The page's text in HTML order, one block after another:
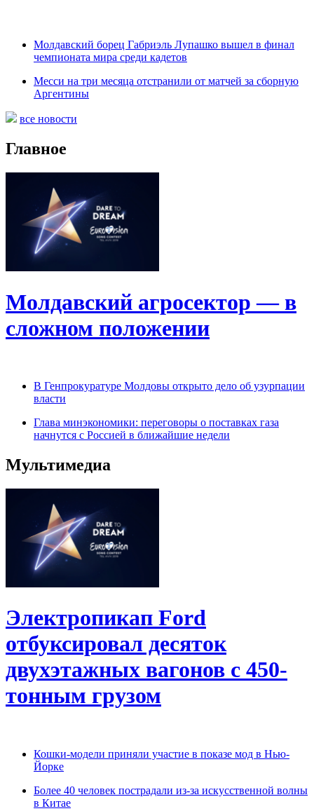
Молдавский борец Габриэль Лупашко вышел в финал
чемпионата мира среди кадетов
Месси на три месяца отстранили от матчей за сборную
Аргентины
все новости
Главное
Молдавский агросектор — в
сложном положении
В Генпрокуратуре Молдовы открыто дело об узурпации
власти
Глава минэкономики: переговоры о поставках газа
начнутся с Россией в ближайшие недели
Мультимедиа
Электропикап Ford
отбуксировал десяток
двухэтажных вагонов с 450-
тонным грузом
Кошки-модели приняли участие в показе мод в Нью-
Йорке
Более 40 человек пострадали из-за искусственной волны
в Китае